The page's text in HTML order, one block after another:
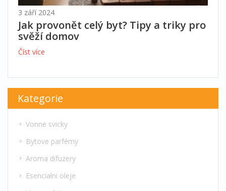
3 září 2024
Jak provonět celý byt? Tipy a triky pro
svěží domov
Číst více
Kategorie
Vonne svicky
Bytove parfémy
Aroma difuzery
Esencialni oleje